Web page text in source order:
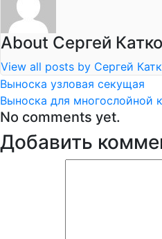
About Сергей
View all posts by Сергей
Выноска узловая секущая
Выноска для многослойной
No comments yet.
Добавить